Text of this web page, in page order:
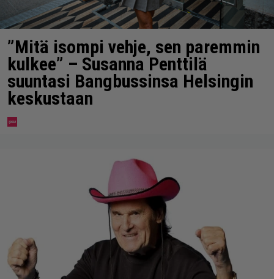
”Mitä isompi vehje, sen paremmin
kulkee” – Susanna Penttilä
suuntasi Bangbussinsa Helsingin
keskustaan